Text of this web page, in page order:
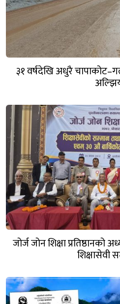
३१ वर्षदेखि अधुरै
जोर्ज जोन शिक्षा प्रतिष्ठानको
शिक्षासेवी